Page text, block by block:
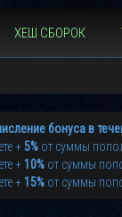
ХЕШ СБОРОК
бонуса в
+5% от суммы
+10% от суммы
+15% от суммы